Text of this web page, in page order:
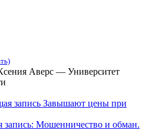
Аверс — Университет
запись Завышают цены при
Мошенничество и обман.